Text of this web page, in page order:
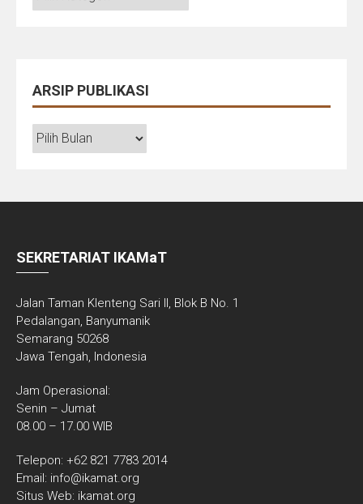
&
ARSIP PUBLIKASI
ARSIP
PUBLIKASI
SEKRETARIAT IKAMaT
Jalan Taman Klenteng Sari II, Blok B No. 1
Pedalangan, Banyumanik
Semarang 50268
Jawa Tengah, Indonesia
Jam Operasional:
Senin – Jumat
08.00 – 17.00 WIB
Telepon: +62 821 7783 2014
Email: info@ikamat.org
Situs Web: ikamat.org